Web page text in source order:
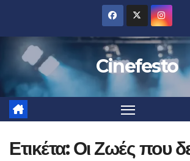
περιεχόμενο
Cinefesto
Ετικέτα:Οι Ζωές που